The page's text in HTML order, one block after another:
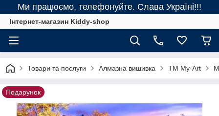
Ми працюємо, телефонуйте. Слава Україні!!!
Інтернет-магазин Kiddy-shop
Товари та послуги Алмазна вишивка ТМ My-Art
Подарунок